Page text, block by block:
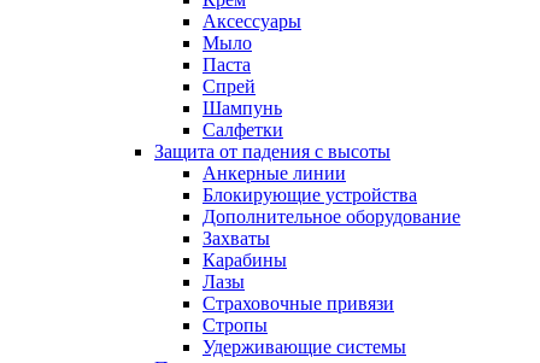
Аксессуары
Мыло
Паста
Спрей
Шампунь
Салфетки
Защита от падения с высоты
Анкерные линии
Блокирующие устройства
Дополнительное оборудование
Захваты
Карабины
Лазы
Страховочные привязи
Стропы
Удерживающие системы